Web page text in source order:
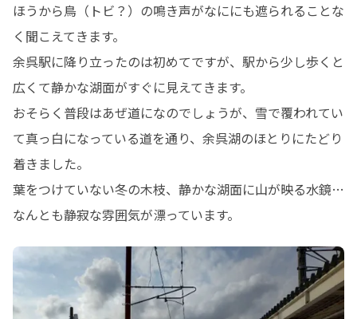
ほうから鳥（トビ？）の鳴き声がなににも遮られることな
く聞こえてきます。
余呉駅に降り立ったのは初めてですが、駅から少し歩くと
広くて静かな湖面がすぐに見えてきます。
おそらく普段はあぜ道になのでしょうが、雪で覆われてい
て真っ白になっている道を通り、余呉湖のほとりにたどり
着きました。
葉をつけていない冬の木枝、静かな湖面に山が映る水鏡…
なんとも静寂な雰囲気が漂っています。